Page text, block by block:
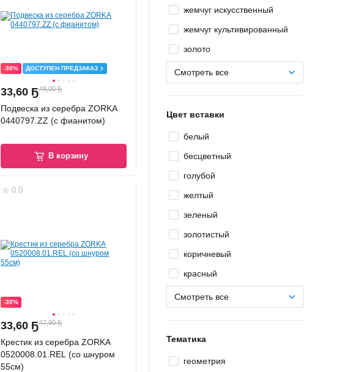
-30% ДОСТУПЕН ПРЕДЗАКАЗ
33,60 Ҕ48,00 Ҕ
Подвеска из серебра ZORKA
0440797.ZZ (с фианитом)
В корзину
0.0
-30%
33,60 Ҕ47,90 Ҕ
Крестик из серебра ZORKA
0520008.01.REL (со шнуром
55см)
жемчуг искусственный
жемчуг культивированный
золото
Смотреть все
Цвет вставки
белый
бесцветный
голубой
желтый
зеленый
золотистый
коричневый
красный
Смотреть все
Тематика
геометрия